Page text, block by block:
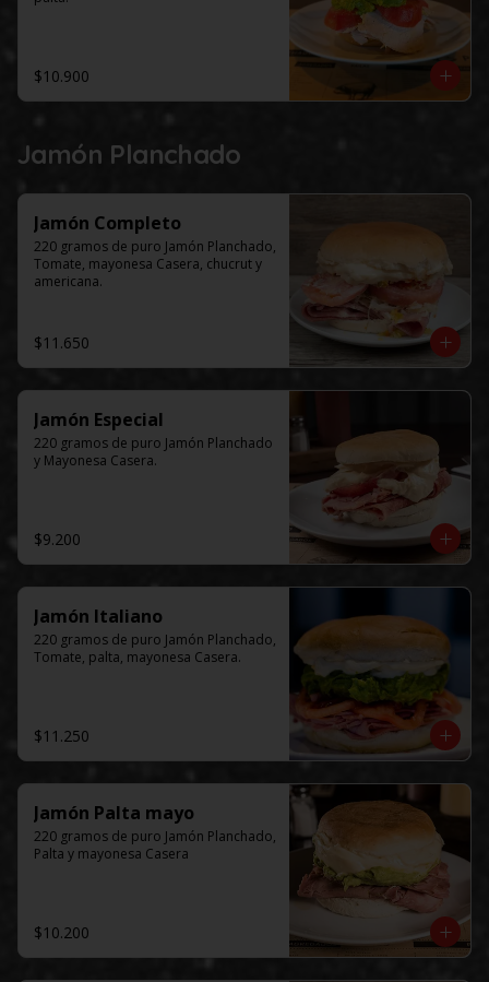
$10.900
Jamón Planchado
Jamón Completo
220 gramos de puro Jamón Planchado,
Tomate, mayonesa Casera, chucrut y
americana.
$11.650
Jamón Especial
220 gramos de puro Jamón Planchado
y Mayonesa Casera.
$9.200
Jamón Italiano
220 gramos de puro Jamón Planchado,
Tomate, palta, mayonesa Casera.
$11.250
Jamón Palta mayo
220 gramos de puro Jamón Planchado,
Palta y mayonesa Casera
$10.200